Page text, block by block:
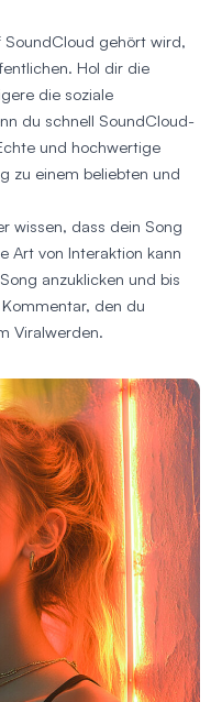
gehört wird,
Hol dir die
die soziale
du schnell SoundCloud-
und hochwertige
zu einem beliebten und
wissen, dass dein Song
Art von Interaktion kann
anzuklicken und bis
den du
Viralwerden.